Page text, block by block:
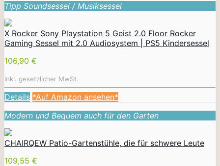
Tipp Soundsessel / Musiksessel
X Rocker Sony Playstation 5 Geist 2.0 Floor Rocker
Gaming Sessel mit 2.0 Audiosystem | PS5 Kindersessel
106,90 €
inkl. gesetzlicher MwSt.
Details *Auf Amazon ansehen*
Modern und Bequem auch für den Garten
CHAIRQEW Patio-Gartenstühle, die für schwere Leute
109,55 €